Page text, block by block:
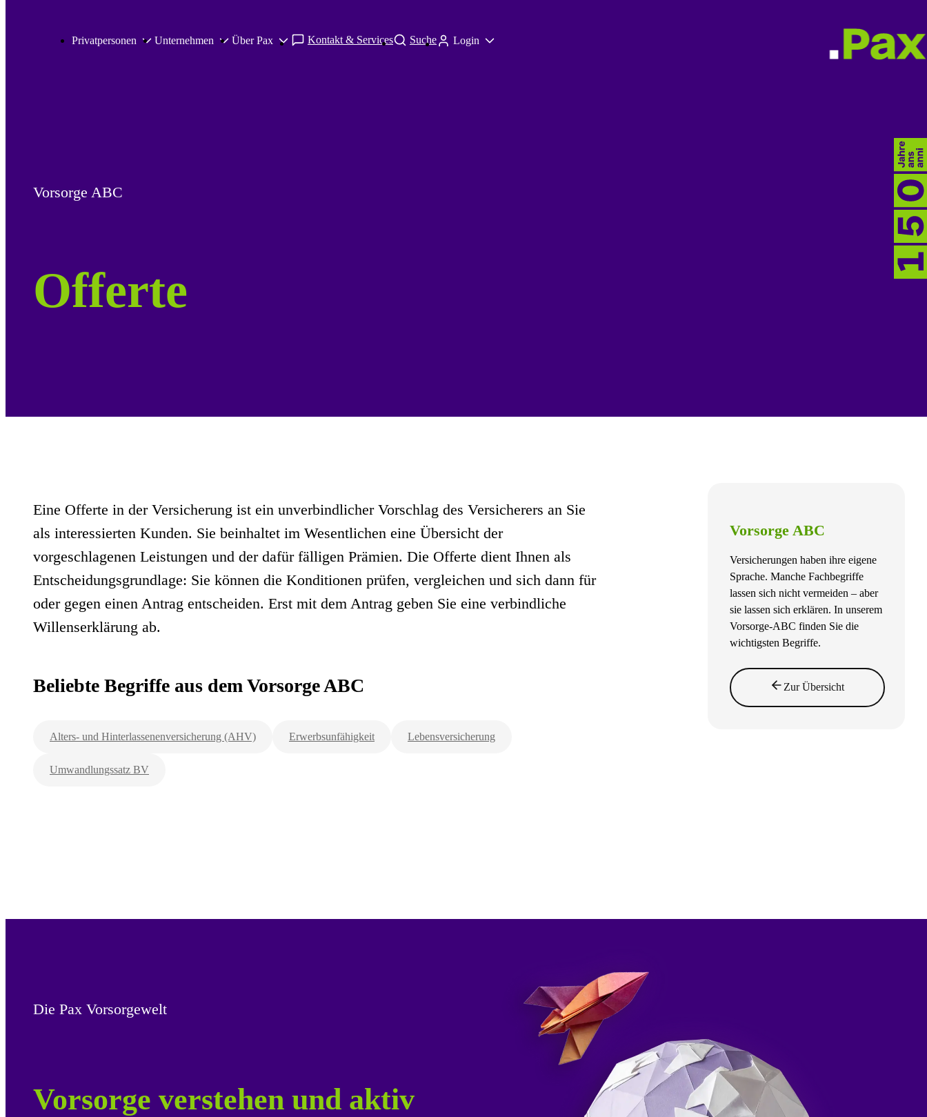
Privatpersonen Unternehmen Über Pax Kontakt & Services Suche Login
Vorsorge ABC
Offerte
Eine Offerte in der Versicherung ist ein unverbindlicher Vorschlag des Versicherers an Sie
als interessierten Kunden. Sie beinhaltet im Wesentlichen eine Übersicht der
vorgeschlagenen Leistungen und der dafür fälligen Prämien. Die Offerte dient Ihnen als
Entscheidungsgrundlage: Sie können die Konditionen prüfen, vergleichen und sich dann für
oder gegen einen Antrag entscheiden. Erst mit dem Antrag geben Sie eine verbindliche
Willenserklärung ab.
Beliebte Begriffe aus dem Vorsorge ABC
Alters- und Hinterlassenenversicherung (AHV) Erwerbsunfähigkeit Lebensversicherung
Umwandlungssatz BV
Vorsorge ABC
Versicherungen haben ihre eigene
Sprache. Manche Fachbegriffe
lassen sich nicht vermeiden – aber
sie lassen sich erklären. In unserem
Vorsorge-ABC finden Sie die
wichtigsten Begriffe.
Zur Übersicht
Die Pax Vorsorgewelt
Vorsorge verstehen und aktiv